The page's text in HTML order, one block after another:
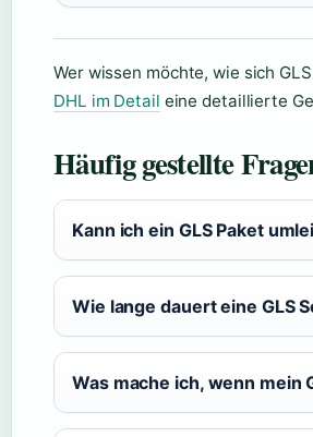
Wer wissen möchte, wie sich
DHL im Detail eine detaillierte
Häufig gestellte
Kann ich ein GLS Paket
Wie lange dauert eine GLS
Was mache ich, wenn mein